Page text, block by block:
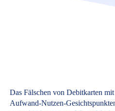
Das Fälschen von Debitkarten
Aufwand-Nutzen-